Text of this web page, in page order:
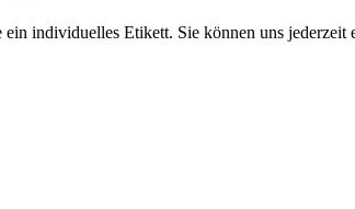
individuelles Etikett. Sie können uns